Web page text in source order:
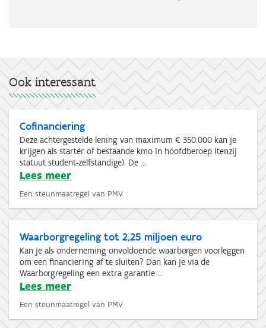
Ook interessant
Cofinanciering
Deze achtergestelde lening van maximum € 350.000 kan je
krijgen als starter of bestaande kmo in hoofdberoep (tenzij
statuut student-zelfstandige). De ...
Lees meer
Een steunmaatregel van PMV
Waarborgregeling tot 2,25 miljoen euro
Kan je als onderneming onvoldoende waarborgen voorleggen
om een financiering af te sluiten? Dan kan je via de
Waarborgregeling een extra garantie ...
Lees meer
Een steunmaatregel van PMV